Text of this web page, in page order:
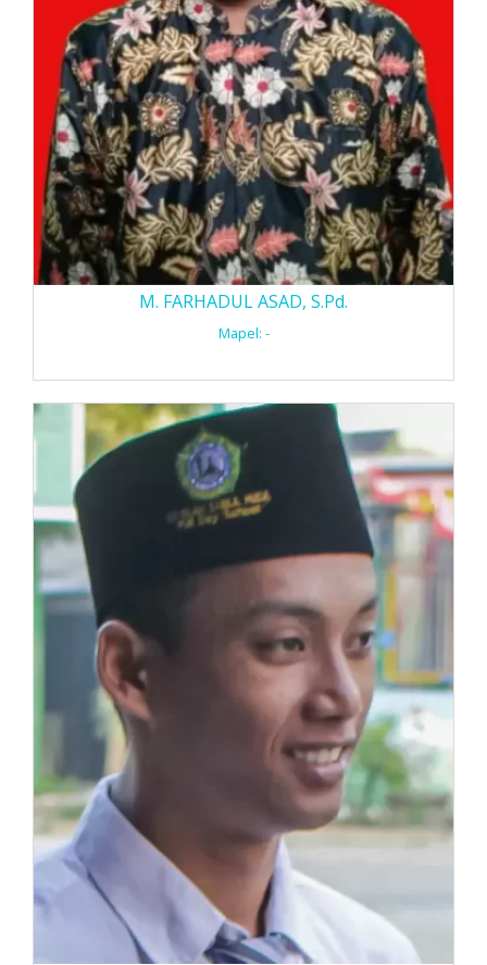
M. FARHADUL ASAD, S.Pd.
Mapel: -